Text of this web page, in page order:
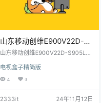
山东移动创维E900V22D-
S905L3B-5800-
线刷固件包(亲测)
山东移动创维E900V22D-S905L3
面线刷固件包(亲测)
电视盒子精简版
4 0
2333it 24年11月12日